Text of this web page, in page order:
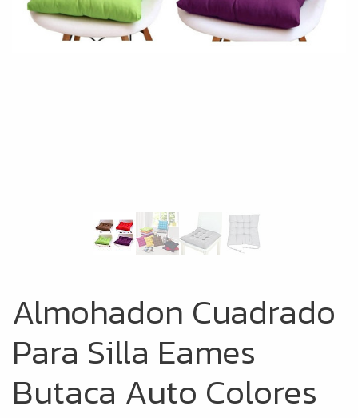
Almohadon Cuadrado
Para Silla Eames
Butaca Auto Colores